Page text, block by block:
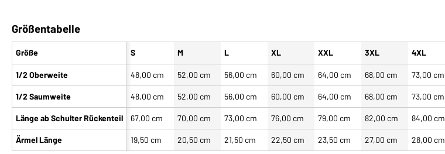
Größentabelle
Größe
1/2 Oberweite
1/2 Saumweite
Länge ab Schulter Rückenteil
Ärmel Länge
S M L XL XXL 3XL 4XL
48,00 cm 52,00 cm 56,00 cm 60,00 cm 64,00 cm 68,00 cm 73,00 cm
48,00 cm 52,00 cm 56,00 cm 60,00 cm 64,00 cm 68,00 cm 73,00 cm
67,00 cm 70,00 cm 73,00 cm 76,00 cm 79,00 cm 82,00 cm 84,00 cm
19,50 cm 20,50 cm 21,50 cm 22,50 cm 23,50 cm 27,00 cm 28,00 cm